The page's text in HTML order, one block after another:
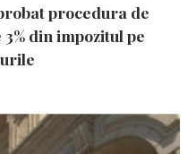
procedura de
din impozitul pe